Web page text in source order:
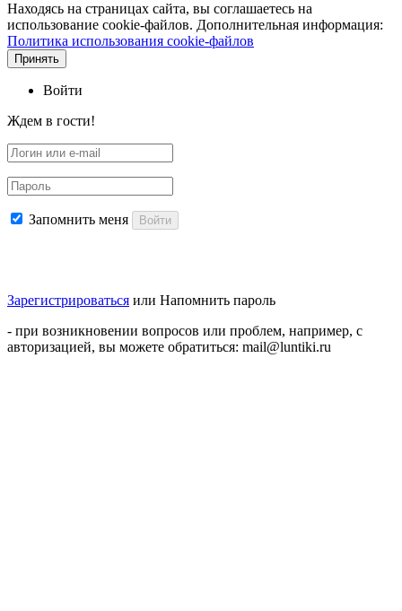
Находясь на страницах сайта, вы соглашаетесь на
использование cookie-файлов. Дополнительная информация:
Политика использования cookie-файлов
Принять
Войти
Ждем в гости!
Запомнить меня Войти
Зарегистрироваться или Напомнить пароль
- при возникновении вопросов или проблем, например, с
авторизацией, вы можете обратиться: mail@luntiki.ru